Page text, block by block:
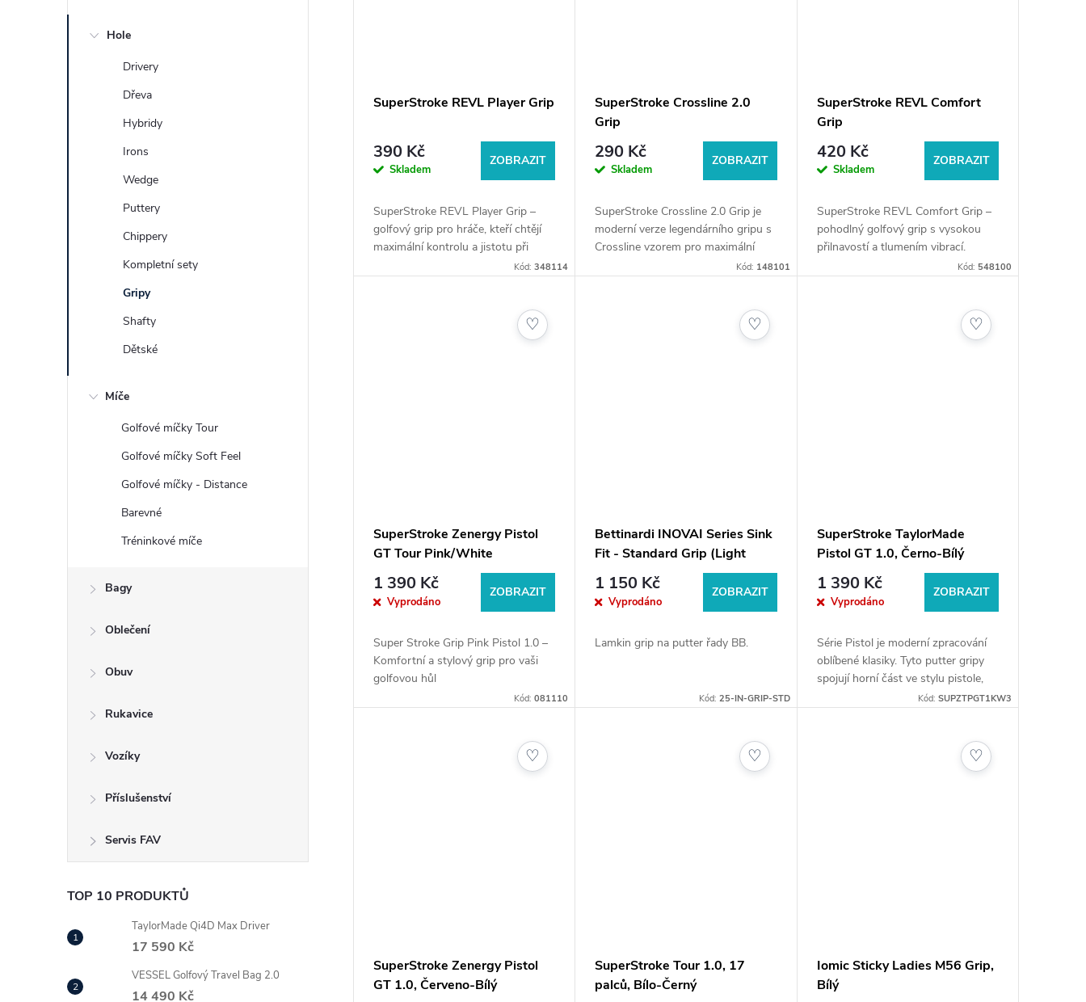
Hole
Drivery
Dřeva
Hybridy
Irons
Wedge
Puttery
Chippery
Kompletní sety
Gripy
Shafty
Dětské
Míče
Golfové míčky Tour
Golfové míčky Soft Feel
Golfové míčky - Distance
Barevné
Tréninkové míče
Bagy
Oblečení
Obuv
Rukavice
Vozíky
Příslušenství
Servis FAV
TOP 10 PRODUKTŮ
TaylorMade Qi4D Max Driver
17 590 Kč
VESSEL Golfový Travel Bag 2.0
14 490 Kč
SuperStroke REVL Player Grip
390 Kč
Skladem
ZOBRAZIT
SuperStroke REVL Player Grip –
golfový grip pro hráče, kteří chtějí
maximální kontrolu a jistotu při
švihu. Pevnější konstrukce a vysoká
Kód:348114
SuperStroke Crossline 2.0
Grip
290 Kč
Skladem
ZOBRAZIT
SuperStroke Crossline 2.0 Grip je
moderní verze legendárního gripu s
Crossline vzorem pro maximální
trakci a kontrolu. Modern Taper
Kód: 148101
SuperStroke REVL Comfort
Grip
420 Kč
Skladem
ZOBRAZIT
SuperStroke REVL Comfort Grip –
pohodlný golfový grip s vysokou
přilnavostí a tlumením vibrací.
Pomáhá udržet jistý úchop aKód: 548100
SuperStroke Zenergy Pistol
GT Tour Pink/White
1 390 Kč
Vyprodáno
ZOBRAZIT
Super Stroke Grip Pink Pistol 1.0 –
Komfortní a stylový grip pro vaši
golfovou hůl
Kód:081110
♡
Bettinardi INOVAI Series Sink
Fit - Standard Grip (Light
Grey Cap)
1 150 Kč
Vyprodáno
ZOBRAZIT
Lamkin grip na putter řady BB.
Kód: 25-IN-GRIP-STD
♡
SuperStroke TaylorMade
Pistol GT 1.0, Černo-Bílý
1 390 Kč
Vyprodáno
ZOBRAZIT
Série Pistol je moderní zpracování
oblíbené klasiky. Tyto putter gripy
spojují horní část ve stylu pistole,
která pomáhá golfistům zafixovat
Kód: SUPZTPGT1KW3
♡
SuperStroke Zenergy Pistol
GT 1.0, Červeno-Bílý
♡
SuperStroke Tour 1.0, 17
palců, Bílo-Černý
♡
Iomic Sticky Ladies M56 Grip,
Bílý
♡